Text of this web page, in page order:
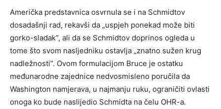
Američka predstavnica osvrnula se i na Schmidtov
dosadašnji rad, rekavši da „uspjeh ponekad može biti
gorko-sladak”, ali da se Schmidtov doprinos ogleda u
tome što svom nasljedniku ostavlja „znatno sužen krug
nadležnosti”. Ovom formulacijom Bruce je ostatku
međunarodne zajednice nedvosmisleno poručila da
Washington namjerava, u najmanju ruku, ograničiti ovlasti
onoga ko bude naslijedio Schmidta na čelu OHR-a.